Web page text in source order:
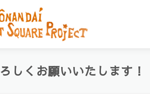
しくお願いいたします！